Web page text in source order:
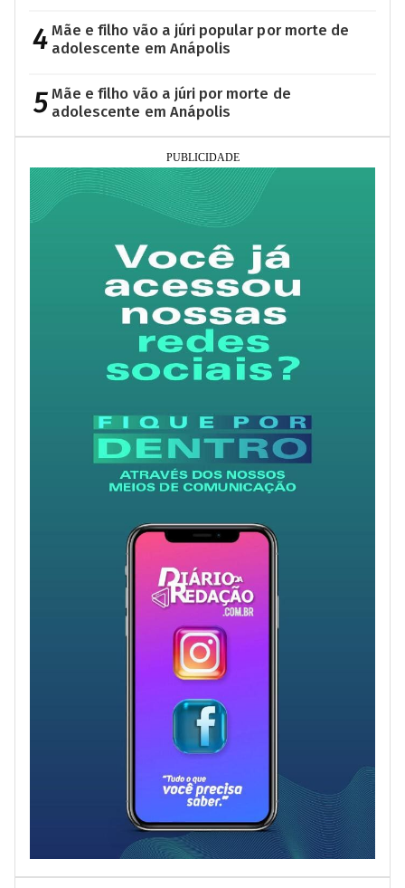
4 Mãe e filho vão a júri popular por morte de
adolescente em Anápolis
5 Mãe e filho vão a júri por morte de
adolescente em Anápolis